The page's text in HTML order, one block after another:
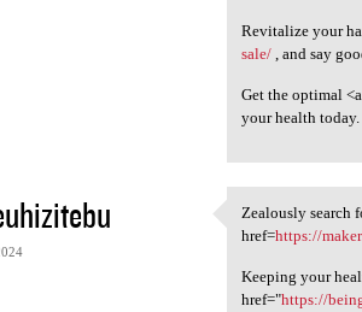
Revitalize your
sale/ , and say
Get the optimal
your health today.
Zealously
Zealously search
href=https://
Keeping your
href="https://